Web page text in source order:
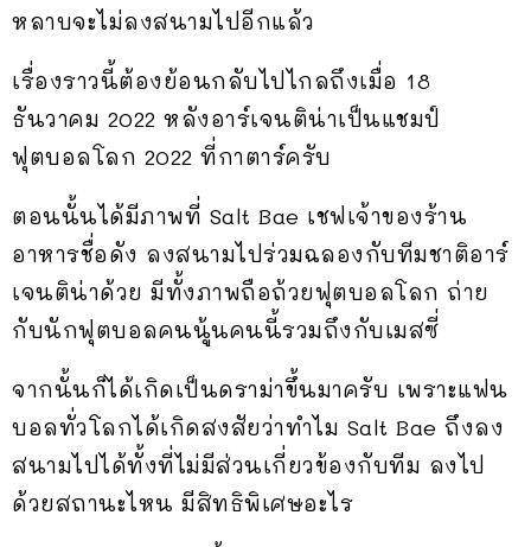
หลาบจะไม่ลงสนามไปอีกแล้ว
เรื่องราวนี้ต้องย้อนกลับไปไกลถึงเมื่อ 18
ธันวาคม 2022 หลังอาร์เจนติน่าเป็นแชมป์
ฟุตบอลโลก 2022 ที่กาตาร์ครับ
ตอนนั้นได้มีภาพที่ Salt Bae เชฟเจ้าของร้าน
อาหารชื่อดัง ลงสนามไปร่วมฉลองกับทีมชาติอาร์
เจนติน่าด้วย มีทั้งภาพถือถ้วยฟุตบอลโลก ถ่าย
กับนักฟุตบอลคนนู้นคนนี้รวมถึงกับเมสซี่
จากนั้นก็ได้เกิดเป็นดราม่าขึ้นมาครับ เพราะแฟน
บอลทั่วโลกได้เกิดสงสัยว่าทำไม Salt Bae ถึงลง
สนามไปได้ทั้งที่ไม่มีส่วนเกี่ยวข้องกับทีม ลงไป
ด้วยสถานะไหน มีสิทธิพิเศษอะไร